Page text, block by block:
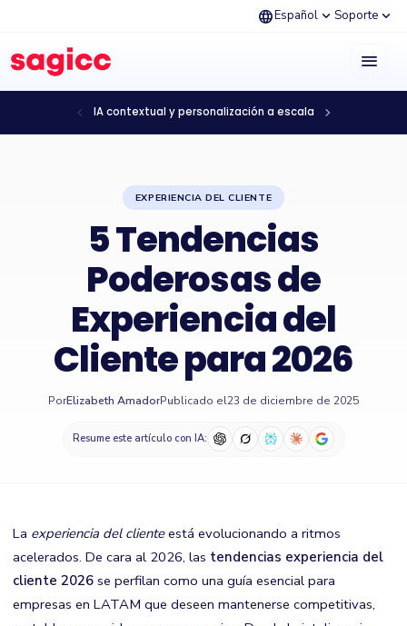
languageEspañol expand_more Soporte expand_more
menu
chevron_left IA contextual y personalización a escala chevron_right
EXPERIENCIA DEL CLIENTE
5 Tendencias
Poderosas de
Experiencia del
Cliente para 2026
PorElizabeth AmadorPublicado el23 de diciembre de 2025
Resume este artículo con IA:
La experiencia del clienteestá evolucionando a ritmos
acelerados. De cara al 2026, las tendencias experiencia del
cliente 2026 se perfilan como una guía esencial para
empresas en LATAM que deseen mantenerse competitivas,